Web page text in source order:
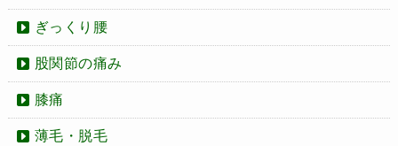
ぎっくり腰
股関節の痛み
膝痛
薄毛・脱毛